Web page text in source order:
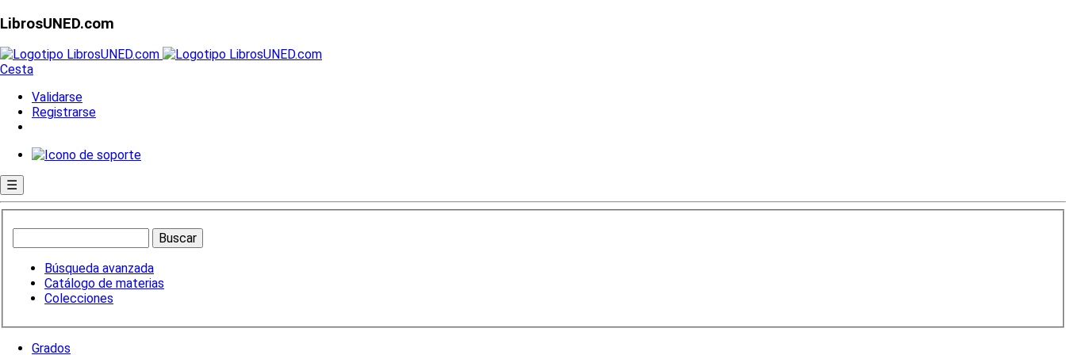
LibrosUNED.com
Cesta
Validarse
Registrarse
☰
Búsqueda avanzada
Catálogo de materias
Colecciones
Grados